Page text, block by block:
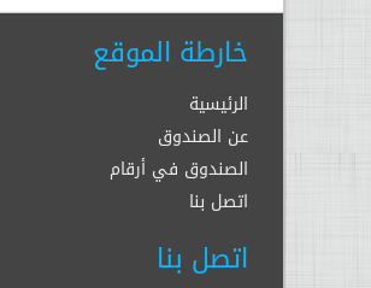
خارطة الموقع
الرئيسية
عن الصندوق
الصندوق في أرقام
اتصل بنا
اتصل بنا